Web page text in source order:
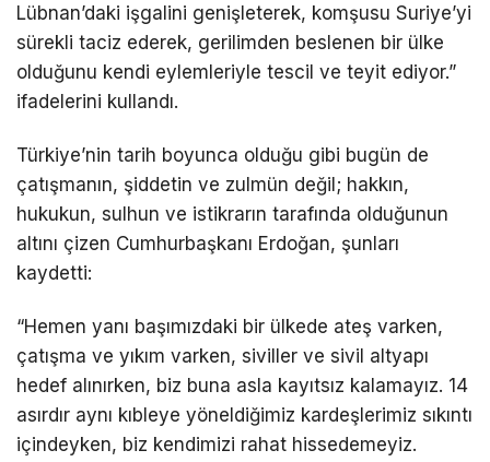
Lübnan’daki işgalini genişleterek, komşusu Suriye’yi
sürekli taciz ederek, gerilimden beslenen bir ülke
olduğunu kendi eylemleriyle tescil ve teyit ediyor.”
ifadelerini kullandı.
Türkiye’nin tarih boyunca olduğu gibi bugün de
çatışmanın, şiddetin ve zulmün değil; hakkın,
hukukun, sulhun ve istikrarın tarafında olduğunun
altını çizen Cumhurbaşkanı Erdoğan, şunları
kaydetti:
“Hemen yanı başımızdaki bir ülkede ateş varken,
çatışma ve yıkım varken, siviller ve sivil altyapı
hedef alınırken, biz buna asla kayıtsız kalamayız. 14
asırdır aynı kıbleye yöneldiğimiz kardeşlerimiz sıkıntı
içindeyken, biz kendimizi rahat hissedemeyiz.